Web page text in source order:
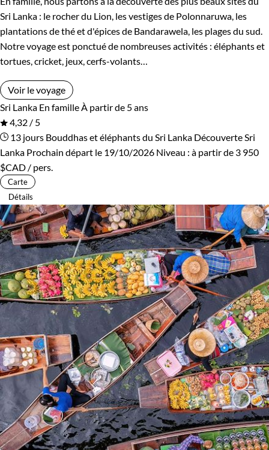
Rwanda Salvador
Seychelles
Sri Lanka
Turquie
Vietnam
Sri Lanka : le rocher du Lion, les vestiges de Polonnaruwa, les
plantations de thé et d'épices de Bandarawela, les plages du sud.
Notre voyage est ponctué de nombreuses activités : éléphants et
tortues, cricket, jeux, cerfs-volants…
Voir le voyage
Sri Lanka En famille À partir de 5 ans
4,32 / 5
13 jours Bouddhas et éléphants du Sri Lanka Découverte Sri
Lanka Prochain départ le 19/10/2026 Niveau : à partir de 3 950
$CAD / pers.
Carte
Détails